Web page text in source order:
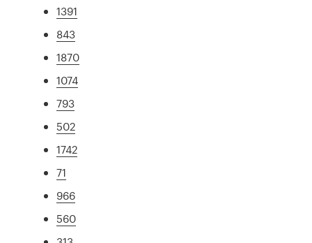
1391
843
1870
1074
793
502
1742
71
966
560